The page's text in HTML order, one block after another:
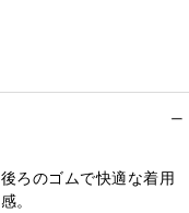
後ろのゴムで快適な着用
感。